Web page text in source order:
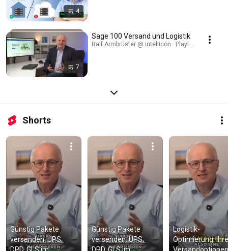
4
7
Sage 100 Versand und Logistik
Ralf Armbrüster @ intellicon · Playlist
Shorts
Günstig Pakete
versenden: UPS,
Günstig Pakete
versenden: UPS,
Logistik-
Optimierung: Ihre